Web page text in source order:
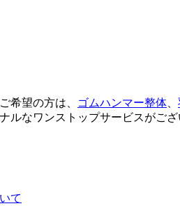
希望の方は、 ゴムハンマー整体、
ルなワンストップサービスがござ
て